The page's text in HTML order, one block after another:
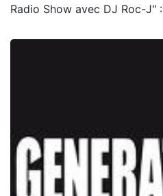
Radio Show avec DJ Roc-J" :